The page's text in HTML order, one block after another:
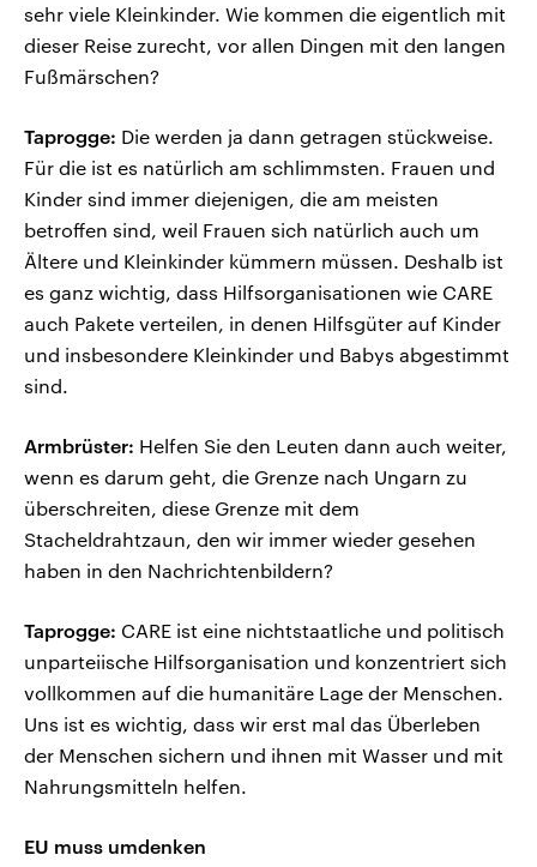
sehr viele Kleinkinder. Wie kommen die eigentlich mit
dieser Reise zurecht, vor allen Dingen mit den langen
Fußmärschen?
Taprogge: Die werden ja dann getragen stückweise.
Für die ist es natürlich am schlimmsten. Frauen und
Kinder sind immer diejenigen, die am meisten
betroffen sind, weil Frauen sich natürlich auch um
Ältere und Kleinkinder kümmern müssen. Deshalb ist
es ganz wichtig, dass Hilfsorganisationen wie CARE
auch Pakete verteilen, in denen Hilfsgüter auf Kinder
und insbesondere Kleinkinder und Babys abgestimmt
sind.
Armbrüster: Helfen Sie den Leuten dann auch weiter,
wenn es darum geht, die Grenze nach Ungarn zu
überschreiten, diese Grenze mit dem
Stacheldrahtzaun, den wir immer wieder gesehen
haben in den Nachrichtenbildern?
Taprogge: CARE ist eine nichtstaatliche und politisch
unparteiische Hilfsorganisation und konzentriert sich
vollkommen auf die humanitäre Lage der Menschen.
Uns ist es wichtig, dass wir erst mal das Überleben
der Menschen sichern und ihnen mit Wasser und mit
Nahrungsmitteln helfen.
EU muss umdenken